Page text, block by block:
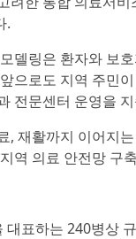
.
델링은 환자와 보
으로도 지역 주민
전문센터 운영을
, 재활까지 이어지
역 의료 안전망 구
표하는 240병상